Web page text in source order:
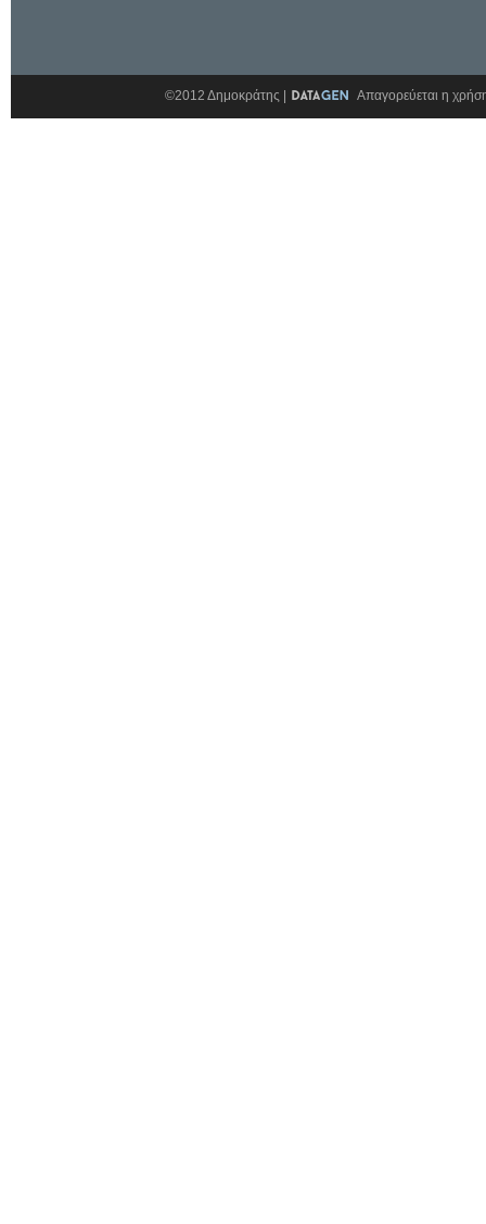
©2012 Δημοκράτης | Απαγορεύεται η